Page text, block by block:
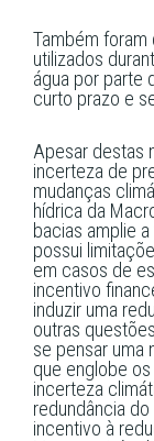
Também
utilizados
água por parte
curto prazo e
Apesar destas
incerteza de
mudanças
hídrica da
bacias amplie
possui
em casos de
incentivo
induzir uma
outras
se pensar uma
que englobe
incerteza
redundância
incentivo à